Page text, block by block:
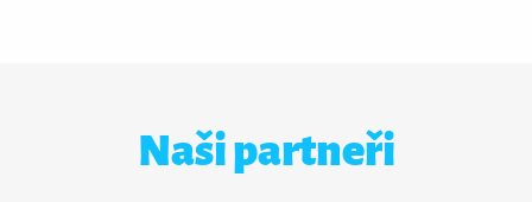
Naši partneři